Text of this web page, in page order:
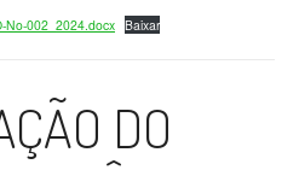
No-002_2024.docx Baixar
DO